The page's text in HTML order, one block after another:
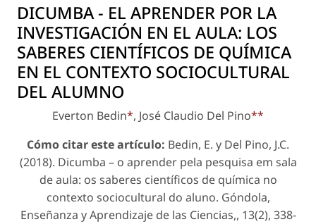
DICUMBA - EL APRENDER POR LA
INVESTIGACIÓN EN EL AULA: LOS
SABERES CIENTÍFICOS DE QUÍMICA
EN EL CONTEXTO SOCIOCULTURAL
DEL ALUMNO
Everton Bedin*, José Claudio Del Pino**
Cómo citar este artículo: Bedin, E. y Del Pino, J.C.
(2018). Dicumba – o aprender pela pesquisa em sala
de aula: os saberes científicos de química no
contexto sociocultural do aluno. Góndola,
Enseñanza y Aprendizaje de las Ciencias,, 13(2), 338-